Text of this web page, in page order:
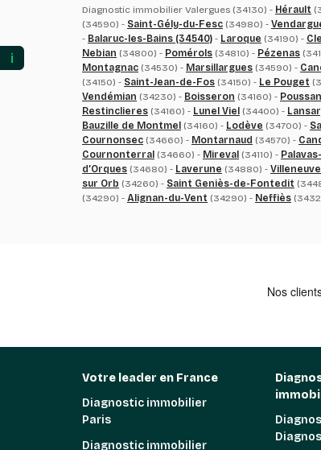
Diagnostic immobilier Valergues (34130) - Hérault
(34590) - Saint-Gély-du-Fesc (34980) -
- Balaruc-les-Bains (34540) - Laroque (34190) -
Nebian (34800) - Pomérols (34810) - Pézenas
Montagnac (34530) - Marsillargues (34590) -
(34150) - Saint-Jean-de-Fos (34150) - Le Pouget
Vendémian (34230) - Boisseron (34160) - Poussan
Restinclieres (34160) - Lunel Viel (34400) -
Bauzille de Montmel (34160) - Lodève (34700) -
Cournonsec (34660) - Montarnaud (34570) -
Cournonterral (34660) - Mireval (34110) -
d’Orques (34680) - Laverune (34880) -
sur Orb (34260) - Saint Geniès-de-Fontedit
(34290) - Alignan-du-Vent (34290) - Neffiès
Votre leader en France
Diagnostic immobilier
Paris
Diagnostic immobilier
ℹ️